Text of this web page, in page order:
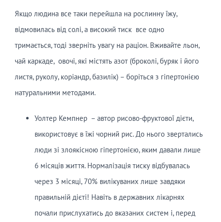
Якщо людина все таки перейшла на рослинну їжу,
відмовилась від солі, а високий тиск все одно
тримається, тоді зверніть увагу на раціон. Вживайте льон,
чай каркаде, овочі, які містять азот (броколі, буряк і його
листя, руколу, коріандр, базилік) – боріться з гіпертонією
натуральними методами.
Уолтер Кемпнер – автор рисово-фруктової дієти,
використовує в їжі чорний рис. До нього звертались
люди зі злоякісною гіпертонією, яким давали лише
6 місяців життя. Нормалізація тиску відбувалась
через 3 місяці, 70% вилікуваних лише завдяки
правильній дієті! Навіть в державних лікарнях
почали прислухатись до вказаних систем і, перед